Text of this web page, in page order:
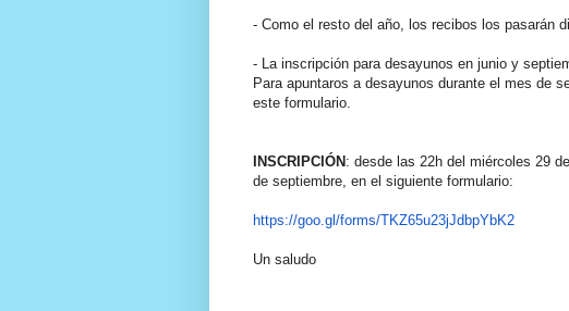
- Como el resto del año, los recibos los pasarán
- La inscripción para desayunos en junio y
Para apuntaros a desayunos durante el mes de
este formulario.
INSCRIPCIÓN : desde las 22h del miércoles 29
de septiembre, en el siguiente formulario:
https://goo.gl/forms/TKZ65u23jJdbpYbK2
Un saludo